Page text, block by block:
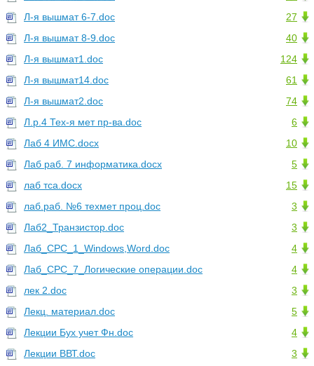
27
Л-я вышмат 6-7.doc
40
Л-я вышмат 8-9.doc
124
Л-я вышмат1.doc
61
Л-я вышмат14.doc
74
Л-я вышмат2.doc
6
Л.р.4 Тех-я мет пр-ва.doc
10
Лаб 4 ИМС.docx
5
Лаб раб. 7 информатика.docx
15
лаб тса.docx
3
лаб.раб. №6 техмет проц.doc
3
Лаб2_Транзистор.doc
4
Лаб_СРС_1_Windows,Word.doc
4
Лаб_СРС_7_Логические операции.doc
3
лек 2.doc
5
Лекц. материал.doc
4
Лекции Бух учет Фн.doc
3
Лекции ВВТ.doc